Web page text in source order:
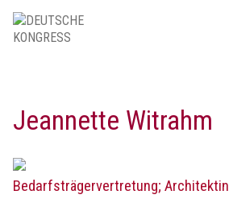
Jeannette Witrahm
Bedarfsträgervertretung; Architektin